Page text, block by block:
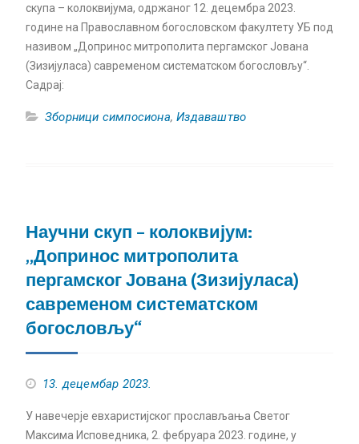
скупа – колоквијума, одржаног 12. децембра 2023.
године на Православном богословском факултету УБ под
називом „Допринос митрополита пергамског Јована
(Зизијуласа) савременом систематском богословљу“.
Садрај:
Зборници симпосиона,Издаваштво
Научни скуп – колоквијум:
„Допринос митрополита
пергамског Јована (Зизијуласа)
савременом систематском
богословљу“
13. децембар 2023.
У навечерје евхаристијског прослављања Светог
Максима Исповедника, 2. фебруара 2023. године, у